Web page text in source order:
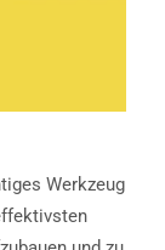
Werkzeug